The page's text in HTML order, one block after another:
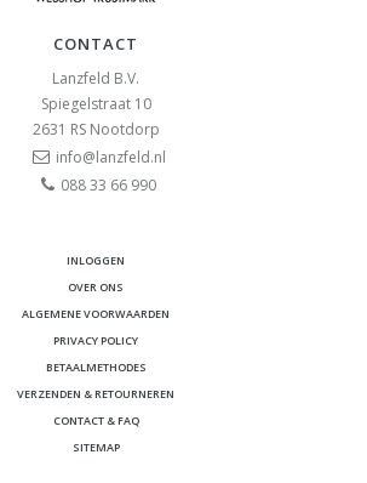
CONTACT
Lanzfeld B.V.
Spiegelstraat 10
2631 RS Nootdorp
info@lanzfeld.nl
088 33 66 990
INLOGGEN
OVER ONS
ALGEMENE VOORWAARDEN
PRIVACY POLICY
BETAALMETHODES
VERZENDEN & RETOURNEREN
CONTACT & FAQ
SITEMAP